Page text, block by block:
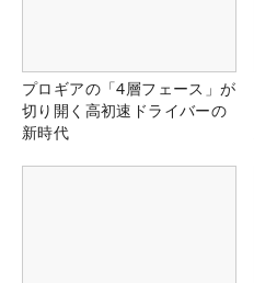
プロギアの「4層フェース」が
切り開く高初速ドライバーの
新時代